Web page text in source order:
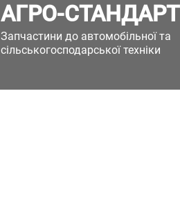
АГРО-СТАНДАРТ
Запчастини до автомобільної та
сільськогосподарської техніки